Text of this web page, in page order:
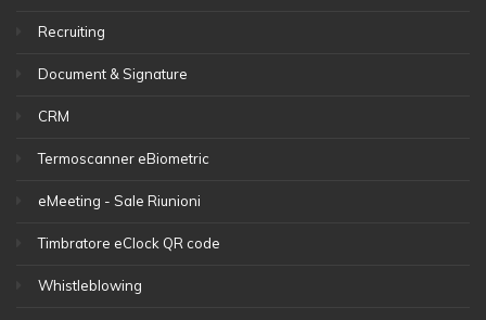
Recruiting
Document & Signature
CRM
Termoscanner eBiometric
eMeeting - Sale Riunioni
Timbratore eClock QR code
Whistleblowing